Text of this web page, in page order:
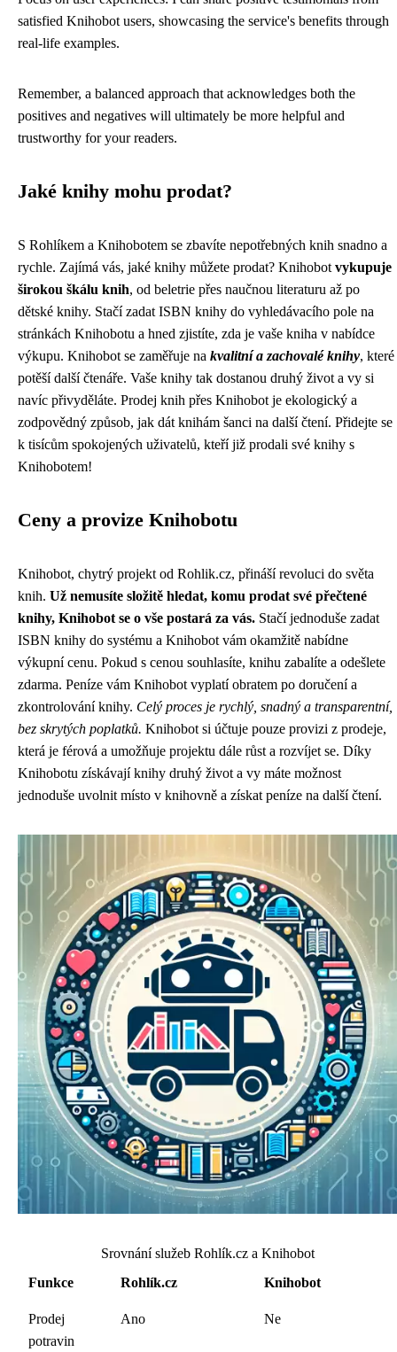
satisfied Knihobot users, showcasing the service's benefits through
real-life examples.
Remember, a balanced approach that acknowledges both the
positives and negatives will ultimately be more helpful and
trustworthy for your readers.
Jaké knihy mohu prodat?
S Rohlíkem a Knihobotem se zbavíte nepotřebných knih snadno a
rychle. Zajímá vás, jaké knihy můžete prodat? Knihobot vykupuje
širokou škálu knih, od beletrie přes naučnou literaturu až po
dětské knihy. Stačí zadat ISBN knihy do vyhledávacího pole na
stránkách Knihobotu a hned zjistíte, zda je vaše kniha v nabídce
výkupu. Knihobot se zaměřuje na kvalitní a zachovalé knihy, které
potěší další čtenáře. Vaše knihy tak dostanou druhý život a vy si
navíc přivyděláte. Prodej knih přes Knihobot je ekologický a
zodpovědný způsob, jak dát knihám šanci na další čtení. Přidejte se
k tisícům spokojených uživatelů, kteří již prodali své knihy s
Knihobotem!
Ceny a provize Knihobotu
Knihobot, chytrý projekt od Rohlik.cz, přináší revoluci do světa
knih. Už nemusíte složitě hledat, komu prodat své přečtené
knihy, Knihobot se o vše postará za vás. Stačí jednoduše zadat
ISBN knihy do systému a Knihobot vám okamžitě nabídne
výkupní cenu. Pokud s cenou souhlasíte, knihu zabalíte a odešlete
zdarma. Peníze vám Knihobot vyplatí obratem po doručení a
zkontrolování knihy. Celý proces je rychlý, snadný a transparentní,
bez skrytých poplatků. Knihobot si účtuje pouze provizi z prodeje,
která je férová a umožňuje projektu dále růst a rozvíjet se. Díky
Knihobotu získávají knihy druhý život a vy máte možnost
jednoduše uvolnit místo v knihovně a získat peníze na další čtení.
Srovnání služeb Rohlík.cz a Knihobot
Funkce
Rohlík.cz Knihobot
Prodej
potravin
Ano Ne